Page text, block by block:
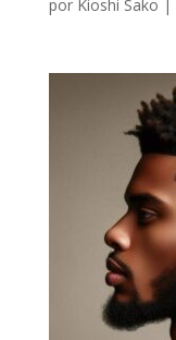
por Kioshi Sako |